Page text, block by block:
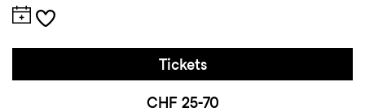
Tickets
CHF 25-70